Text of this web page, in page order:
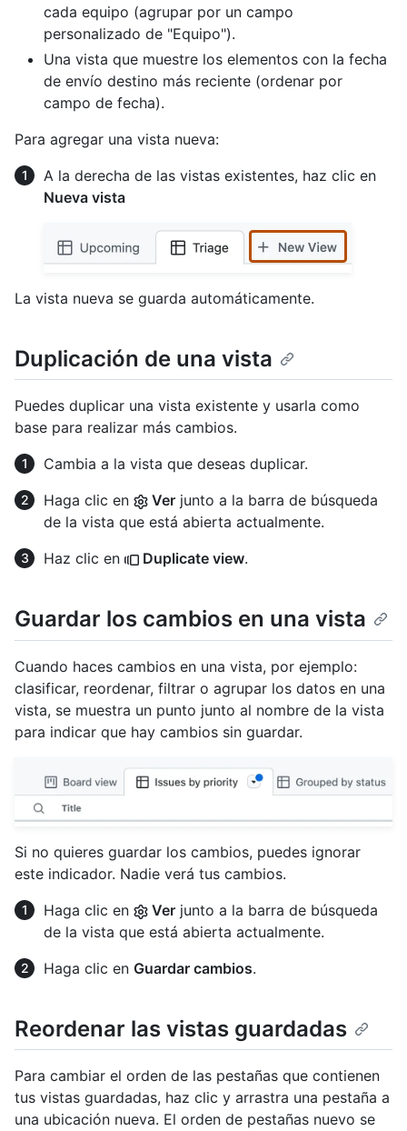
cada equipo (agrupar por un campo
personalizado de "Equipo").
Una vista que muestre los elementos con la fecha
de envío destino más reciente (ordenar por
campo de fecha).
Para agregar una vista nueva:
A la derecha de las vistas existentes, haz clic en
Nueva vista
La vista nueva se guarda automáticamente.
Duplicación de una vista
Puedes duplicar una vista existente y usarla como
base para realizar más cambios.
Cambia a la vista que deseas duplicar.
Haga clic en
Ver junto a la barra de búsqueda
de la vista que está abierta actualmente.
Haz clic en
Duplicate view.
Guardar los cambios en una vista
Cuando haces cambios en una vista, por ejemplo:
clasificar, reordenar, filtrar o agrupar los datos en una
vista, se muestra un punto junto al nombre de la vista
para indicar que hay cambios sin guardar.
Si no quieres guardar los cambios, puedes ignorar
este indicador. Nadie verá tus cambios.
Haga clic en
Ver junto a la barra de búsqueda
de la vista que está abierta actualmente.
Haga clic en Guardar cambios.
Reordenar las vistas guardadas
Para cambiar el orden de las pestañas que contienen
tus vistas guardadas, haz clic y arrastra una pestaña a
una ubicación nueva. El orden de pestañas nuevo se